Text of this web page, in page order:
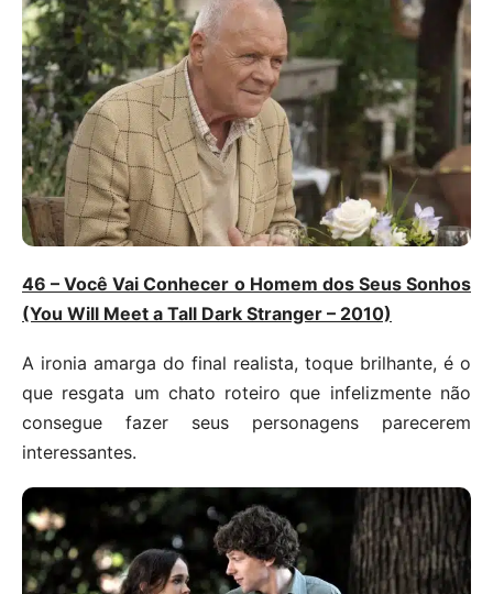
46 – Você Vai Conhecer o Homem dos Seus Sonhos
(You Will Meet a Tall Dark Stranger – 2010)
A ironia amarga do final realista, toque brilhante, é o
que resgata um chato roteiro que infelizmente não
consegue fazer seus personagens parecerem
interessantes.